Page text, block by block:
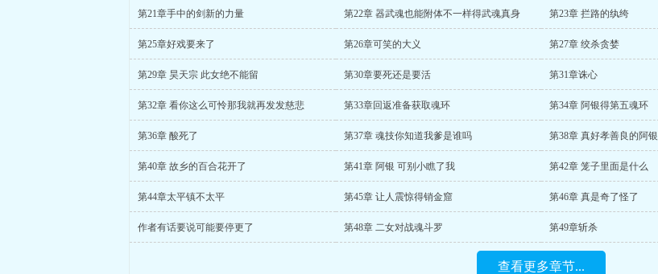
第21章手中的剑新的力量 第22章 器武魂也能附体不一样得武魂真身 第23章 拦路的纨绔
第25章好戏要来了 第26章可笑的大义 第27章 绞杀贪婪
第29章 昊天宗 此女绝不能留 第30章要死还是要活 第31章诛心
第32章 看你这么可怜那我就再发发慈悲 第33章回返准备获取魂环 第34章 阿银得第五魂环
第36章 酸死了 第37章 魂技你知道我爹是谁吗 第38章 真好孝善良的阿银
第40章 故乡的百合花开了 第41章 阿银 可别小瞧了我 第42章 笼子里面是什么
第44章太平镇不太平 第45章 让人震惊得销金窟 第46章 真是奇了怪了
作者有话要说可能要停更了 第48章 二女对战魂斗罗 第49章斩杀
查看更多章节...